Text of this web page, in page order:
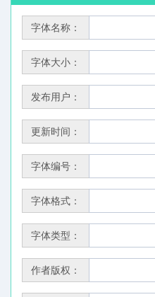
字体名称：
字体大小：
发布用户：
更新时间：
字体编号：
字体格式：
字体类型：
作者版权：